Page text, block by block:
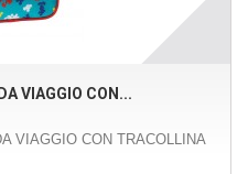
VIAGGIO CON...
VIAGGIO CON TRACOLLINA